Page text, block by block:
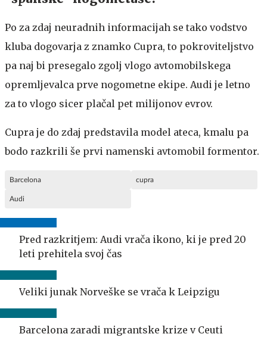
Po za zdaj neuradnih informacijah se tako vodstvo
kluba dogovarja z znamko Cupra, to pokroviteljstvo
pa naj bi presegalo zgolj vlogo avtomobilskega
opremljevalca prve nogometne ekipe. Audi je letno
za to vlogo sicer plačal pet milijonov evrov.
Cupra je do zdaj predstavila model ateca, kmalu pa
bodo razkrili še prvi namenski avtomobil formentor.
Barcelona cupra
Audi
Pred razkritjem: Audi vrača ikono, ki je pred 20
leti prehitela svoj čas
Veliki junak Norveške se vrača k Leipzigu
Barcelona zaradi migrantske krize v Ceuti